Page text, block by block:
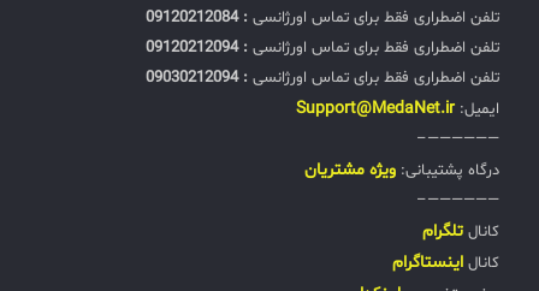
تلفن اضطراری فقط برای تماس اورژانسی : 09120212084
تلفن اضطراری فقط برای تماس اورژانسی : 09120212094
تلفن اضطراری فقط برای تماس اورژانسی : 09030212094
ایمیل: Support@MedaNet.ir
——————–
درگاه پشتیبانی: ويژه مشتریان
——————–
کانال تلگرام
کانال اینستاگرام